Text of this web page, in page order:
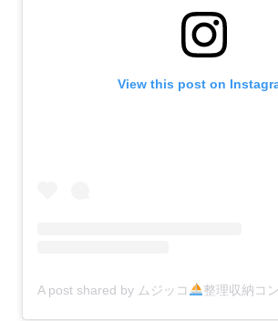
View this post on
A post shared by ムジッコ 整理収納コンサル